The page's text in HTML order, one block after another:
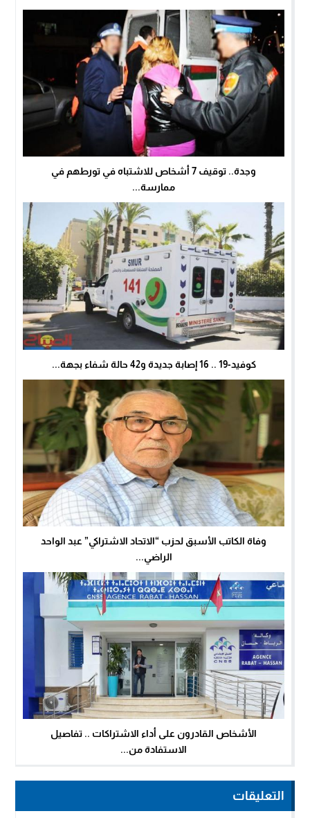
وجدة.. توقيف 7 أشخاص للاشتباه في تورطهم في
ممارسة...
كوفيد-19 .. 16 إصابة جديدة و42 حالة شفاء بجهة...
وفاة الكاتب الأسبق لحزب “الاتحاد الاشتراكي” عبد الواحد
الراضي...
الأشخاص القادرون على أداء الاشتراكات .. تفاصيل
الاستفادة من...
التعليقات